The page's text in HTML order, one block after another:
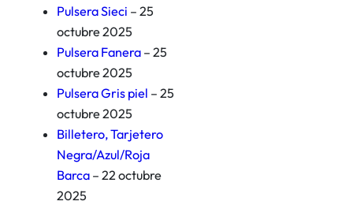
Pulsera Sieci – 25
octubre 2025
Pulsera Fanera – 25
octubre 2025
Pulsera Gris piel – 25
octubre 2025
Billetero, Tarjetero
Negra/Azul/Roja
Barca – 22 octubre
2025